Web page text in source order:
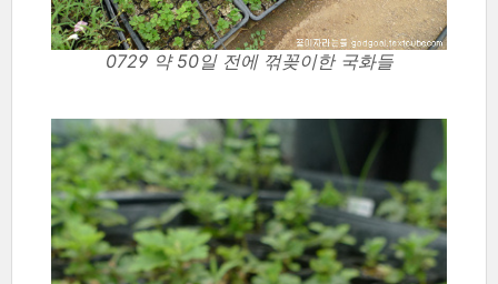
0729 약 50일 전에 꺾꽂이한 국화들